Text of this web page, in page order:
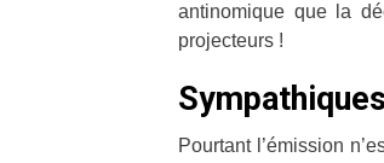
antinomique que la
projecteurs !
Pourtant l’émission